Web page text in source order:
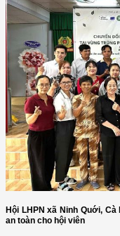
Hội LHPN xã Ninh Quới,
an toàn cho hội viên